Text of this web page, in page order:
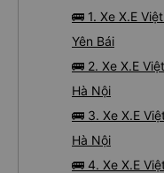
🚌 1. Xe X.E
Yên Bái
🚌 2. Xe X.E
Hà Nội
🚌 3. Xe X.E
Hà Nội
🚌 4. Xe X.E